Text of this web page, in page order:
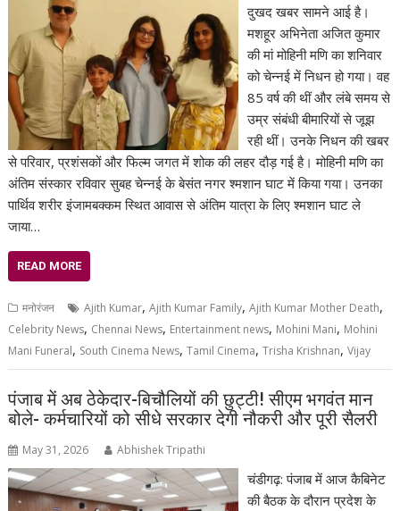
दुखद खबर सामने आई है।
मशहूर अभिनेता अजित कुमार
की मां मोहिनी मणि का शनिवार
को चेन्नई में निधन हो गया। वह
85 वर्ष की थीं और लंबे समय से
उम्र संबंधी बीमारियों से जूझ
रही थीं। उनके निधन की खबर
से परिवार, प्रशंसकों और फिल्म जगत में शोक की लहर दौड़ गई है। मोहिनी मणि का
अंतिम संस्कार रविवार सुबह चेन्नई के बेसंत नगर श्मशान घाट में किया गया। उनका
पार्थिव शरीर इंजामबक्कम स्थित आवास से अंतिम यात्रा के लिए श्मशान घाट ले
जाया…
READ MORE
मनोरंजन Ajith Kumar,Ajith Kumar Family,Ajith Kumar Mother Death,
Celebrity News, Chennai News, Entertainment news, Mohini Mani, Mohini
Mani Funeral, South Cinema News,Tamil Cinema,Trisha Krishnan,Vijay
पंजाब में अब ठेकेदार-बिचौलियों की छुट्टी! सीएम भगवंत मान
बोले- कर्मचारियों को सीधे सरकार देगी नौकरी और पूरी सैलरी
May 31, 2026 Abhishek Tripathi
चंडीगढ़: पंजाब में आज कैबिनेट
की बैठक के दौरान प्रदेश के